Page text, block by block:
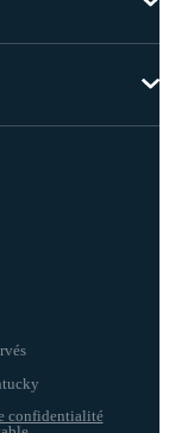
confidentialité